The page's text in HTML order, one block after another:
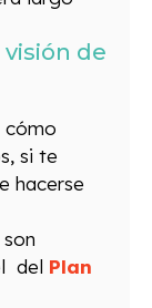
de
cómo
si te
hacerse
del Plan